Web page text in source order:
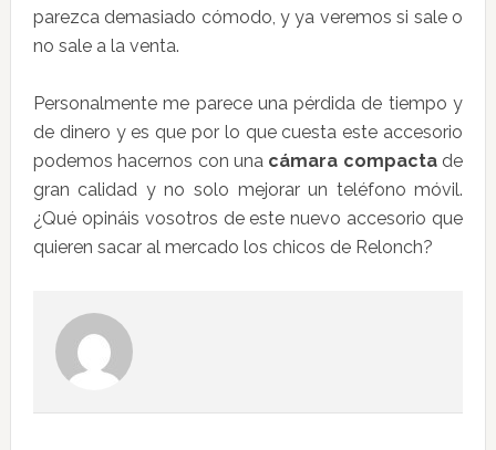
parezca demasiado cómodo, y ya veremos si sale o
no sale a la venta.
Personalmente me parece una pérdida de tiempo y
de dinero y es que por lo que cuesta este accesorio
podemos hacernos con una cámara compactade
gran calidad y no solo mejorar un teléfono móvil.
¿Qué opináis vosotros de este nuevo accesorio que
quieren sacar al mercado los chicos de Relonch?